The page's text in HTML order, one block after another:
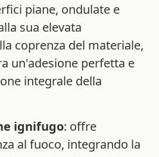
piane, ondulate e
sua elevata
coprenza del materiale,
un'adesione perfetta e
integrale della
ignifugo: offre
al fuoco, integrando la